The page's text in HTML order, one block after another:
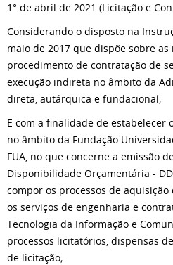
1° de abril de 2021 (Licitação e
Considerando o disposto na
maio de 2017 que dispõe sobre
procedimento de contratação de
execução indireta no âmbito da
direta, autárquica e fundacional;
E com a finalidade de estabelecer
no âmbito da Fundação
FUA, no que concerne a emissão
Disponibilidade Orçamentária -
compor os processos de
os serviços de engenharia e
Tecnologia da Informação e
processos licitatórios, dispensas
de licitação;